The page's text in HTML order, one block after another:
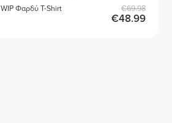
WIP Φαρδύ T-Shirt
€69.98
€48.99